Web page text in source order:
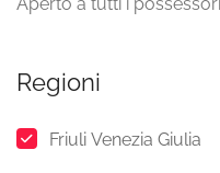
Regioni
Friuli Venezia Giulia